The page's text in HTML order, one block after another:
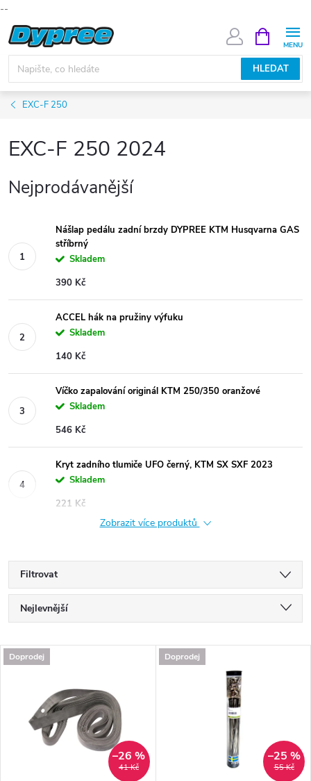
--
Přejít
na
obsah
HLEDAT
NÁKUPNÍ
KOŠÍK
EXC-F 250
EXC-F 250 2024
Nejprodávanější
Nášlap pedálu zadní brzdy DYPREE KTM Husqvarna GAS
stříbrný
Skladem
390 Kč
ACCEL hák na pružiny výfuku
Skladem
140 Kč
Víčko zapalování originál KTM 250/350 oranžové
Skladem
546 Kč
Kryt zadního tlumiče UFO černý, KTM SX SXF 2023
Skladem
221 Kč
Zobrazit více produktů
Filtrovat
Ř
a
Nejlevnější
Nejprodávanější
Abecedně
V
Doprodej
41 Kč
–26 %
Doprodej
55 Kč
–25 %